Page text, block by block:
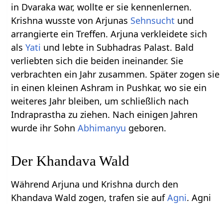
in Dvaraka war, wollte er sie kennenlernen.
Krishna wusste von Arjunas Sehnsucht und
arrangierte ein Treffen. Arjuna verkleidete sich
alsYati und lebte in Subhadras Palast. Bald
verliebten sich die beiden ineinander. Sie
verbrachten ein Jahr zusammen. Später zogen sie
in einen kleinen Ashram in Pushkar, wo sie ein
weiteres Jahr bleiben, um schließlich nach
Indraprastha zu ziehen. Nach einigen Jahren
wurde ihr SohnAbhimanyu geboren.
Der Khandava Wald
Während Arjuna und Krishna durch den
Khandava Wald zogen, trafen sie aufAgni. Agni